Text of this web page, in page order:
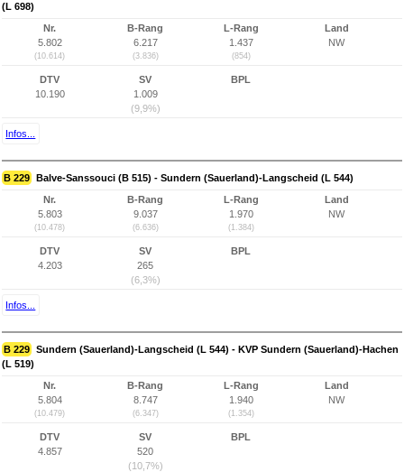
(L 698)
Nr.
5.802
(10.614)
B-Rang
6.217
(3.836)
L-Rang
1.437
(854)
Land
NW
DTV
10.190
SV
1.009
(9,9%)
BPL
Infos...
B 229 Balve-Sanssouci (B 515) - Sundern (Sauerland)-Langscheid (L 544)
Nr.
5.803
(10.478)
B-Rang
9.037
(6.636)
L-Rang
1.970
(1.384)
Land
NW
DTV
4.203
SV
265
(6,3%)
BPL
Infos...
B 229 Sundern (Sauerland)-Langscheid (L 544) - KVP Sundern (Sauerland)-Hachen
(L 519)
Nr.
5.804
(10.479)
B-Rang
8.747
(6.347)
L-Rang
1.940
(1.354)
Land
NW
DTV
4.857
SV
520
(10,7%)
BPL